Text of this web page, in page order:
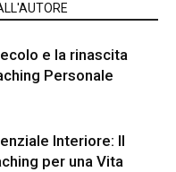
e la rinascita
Personale
Interiore: Il
per una Vita